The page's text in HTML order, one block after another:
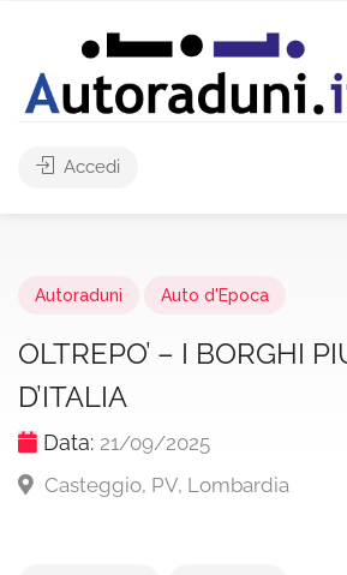
Accedi
Autoraduni Auto d'Epoca
OLTREPO’ – I BORGHI
D’ITALIA
Data: 21/09/2025
Casteggio, PV, Lombardia